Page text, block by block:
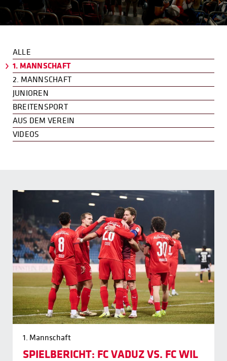
ALLE
1. MANNSCHAFT
2. MANNSCHAFT
JUNIOREN
BREITENSPORT
AUS DEM VEREIN
VIDEOS
1. Mannschaft
SPIELBERICHT: FC VADUZ VS. FC WIL